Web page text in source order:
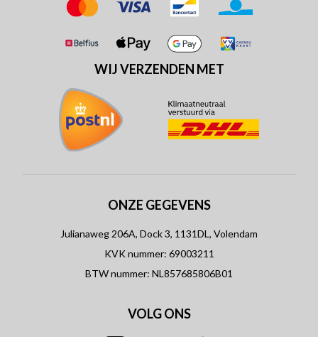
WIJ VERZENDEN MET
ONZE GEGEVENS
Julianaweg 206A, Dock 3, 1131DL, Volendam
KVK nummer: 69003211
BTW nummer: NL857685806B01
VOLG ONS